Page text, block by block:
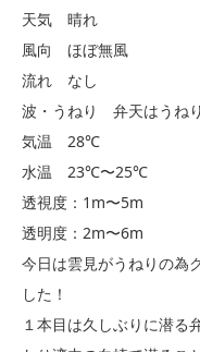
天気 晴れ
風向 ほぼ無風
流れ なし
波・うねり 弁天はうね
気温 28℃
水温 23℃〜25℃
透視度：1m〜5m
透明度：2m〜6m
今日は雲見がうねりの為
した！
１本目は久しぶりに潜る